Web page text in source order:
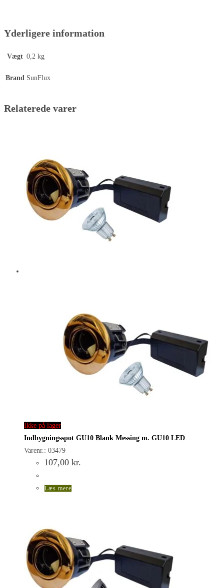
Yderligere information
Vægt 0,2 kg
Brand SunFlux
Relaterede varer
Ikke på lager
Indbygningsspot GU10 Blank Messing m. GU10 LED
Varenr.: 03479
107,00 kr.
Læs mere